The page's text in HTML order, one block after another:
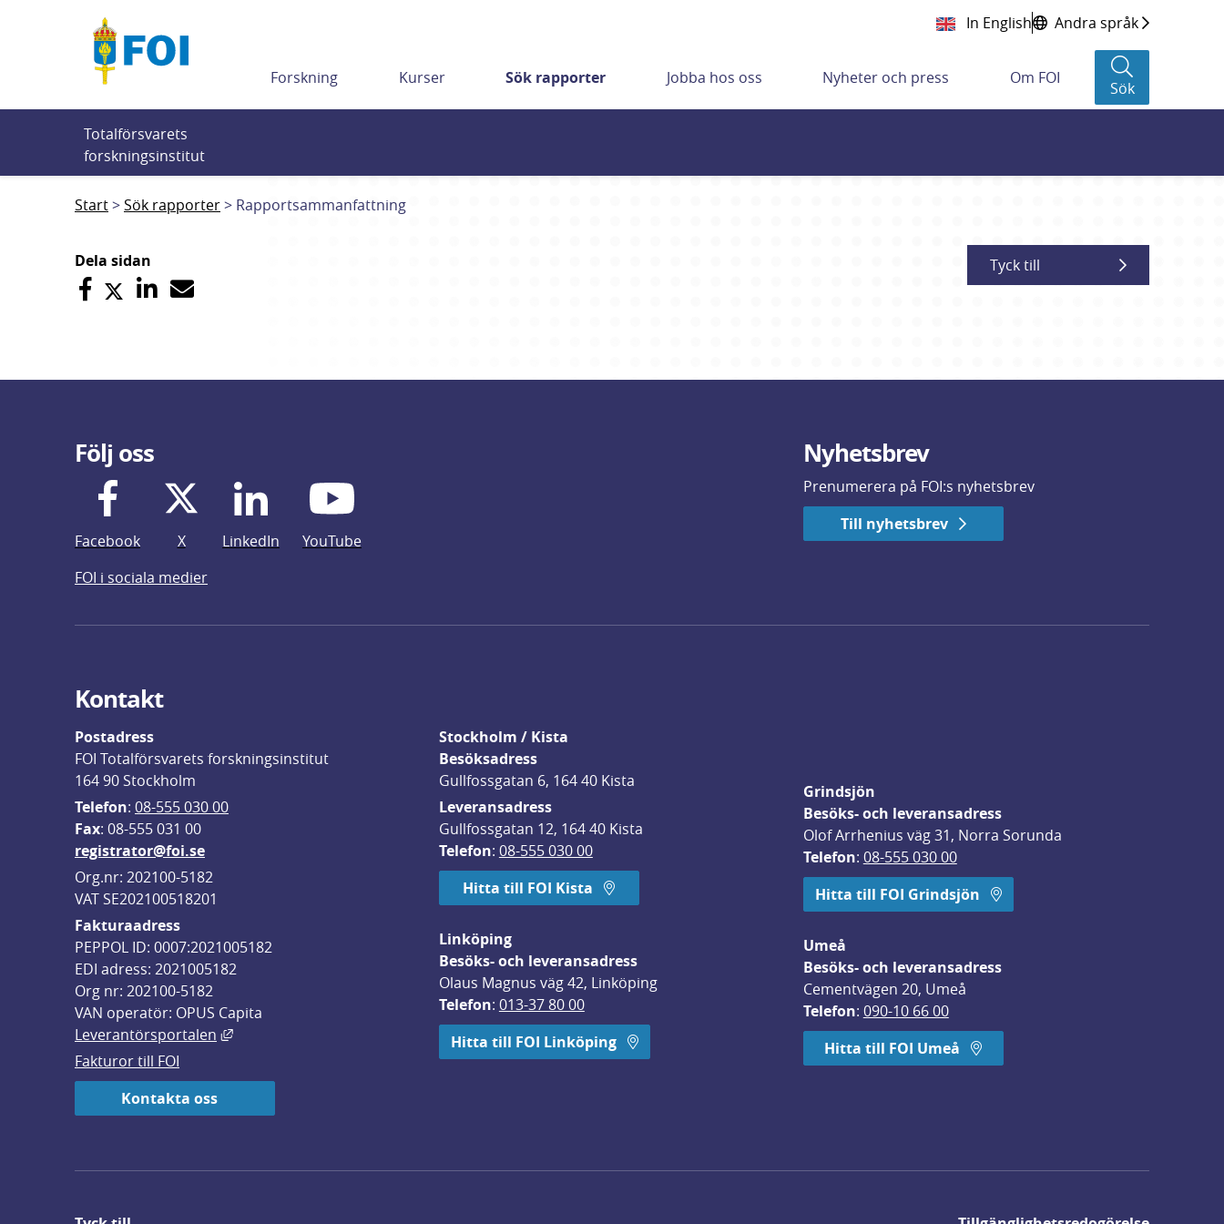
In English Andra språk
Forskning Kurser Sök rapporter Jobba hos oss Nyheter och press Om FOI
Sök
Totalförsvarets
forskningsinstitut
Start Sök rapporter Rapportsammanfattning
Dela sidan Tyck till
Följ oss
Facebook X LinkedIn
YouTube
FOI i sociala medier
Nyhetsbrev
Prenumerera på FOI:s nyhetsbrev
Till nyhetsbrev
Kontakt
Postadress
FOI Totalförsvarets forskningsinstitut
164 90 Stockholm
Telefon: 08-555 030 00
Fax: 08-555 031 00
registrator@foi.se
Org.nr: 202100-5182
VAT SE202100518201
Fakturaadress
PEPPOL ID: 0007:2021005182
EDI adress: 2021005182
Org nr: 202100-5182
VAN operatör: OPUS Capita
Leverantörsportalen
Länk till annan webbplats, öppnas i nytt fönster.
Fakturor till FOI
Kontakta oss
Stockholm / Kista
Besöksadress
Gullfossgatan 6, 164 40 Kista
Leveransadress
Gullfossgatan 12, 164 40 Kista
Telefon: 08-555 030 00
Hitta till FOI Kista
Linköping
Besöks- och leveransadress
Olaus Magnus väg 42, Linköping
Telefon: 013-37 80 00
Hitta till FOI Linköping
Grindsjön
Besöks- och leveransadress
Olof Arrhenius väg 31, Norra Sorunda
Telefon: 08-555 030 00
Hitta till FOI Grindsjön
Umeå
Besöks- och leveransadress
Cementvägen 20, Umeå
Telefon: 090-10 66 00
Hitta till FOI Umeå